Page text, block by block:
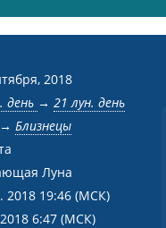
2018
день → 21 лун. день
Близнецы
Луна
2018 19:46 (МСК)
6:47 (МСК)